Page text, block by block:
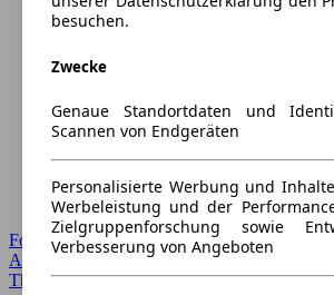
Forum Startseite
Alle Auto-Foren
Themen-Forum
besuchen.
Zwecke
Genaue Standortdaten und
Scannen von Endgeräten
Personalisierte Werbung und
Werbeleistung und der
Zielgruppenforschung sowie
Verbesserung von Angeboten